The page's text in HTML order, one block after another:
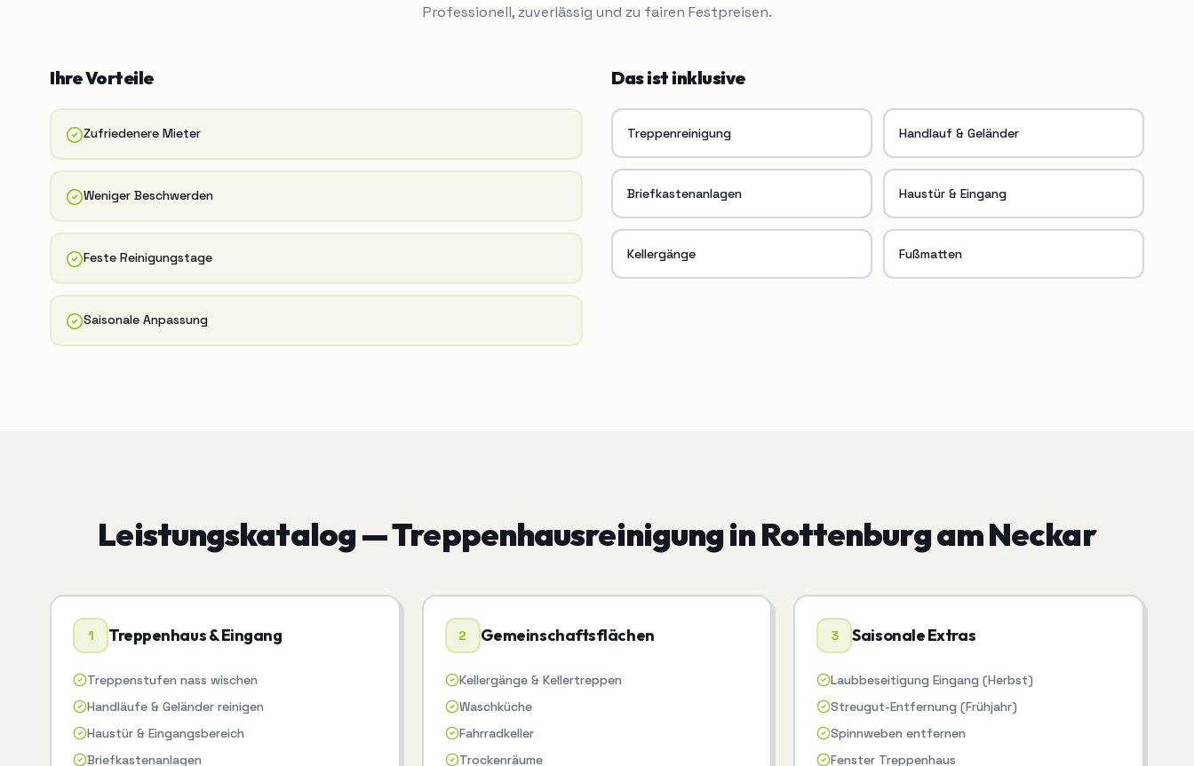
Professionell, zuverlässig und zu fairen Festpreisen.
Ihre Vorteile
Zufriedenere Mieter
Weniger Beschwerden
Feste Reinigungstage
Saisonale Anpassung
Das ist inklusive
Treppenreinigung Handlauf & Geländer
Briefkastenanlagen Haustür & Eingang
Kellergänge Fußmatten
Leistungskatalog —TreppenhausreinigunginRottenburg am Neckar
1 Treppenhaus & Eingang
Treppenstufen nass wischen
Handläufe & Geländer reinigen
Haustür & Eingangsbereich
Briefkastenanlagen
2 Gemeinschaftsflächen
Kellergänge & Kellertreppen
Waschküche
Fahrradkeller
Trockenräume
3 Saisonale Extras
Laubbeseitigung Eingang (Herbst)
Streugut-Entfernung (Frühjahr)
Spinnweben entfernen
Fenster Treppenhaus